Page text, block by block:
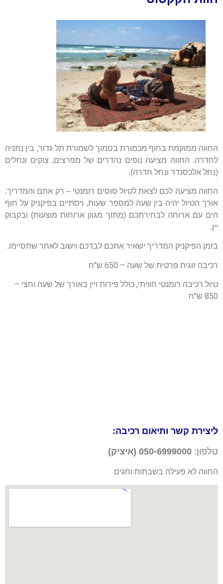
החווה ממוקמת בחוף מכמורת בסמוך לשמורת תל גדור, בין נתניה
לחדרה. החווה מציעה נופים נהדרים של מפרצים, צוקים ונחלים
(נחל אלכסנדר ונחל חדרה).
החווה מציעה לכם לצאת לטיול סוסים רומנטי – רק אתם והמדריך.
אורך הטיול יהיה בין שעה למספר שעות, ויסתיים בפיקניק על חוף
הים עם ארוחה לבחירתכם (מתוך מגוון ארוחות מוצעות) ובקבוק
יין.
בזמן הפיקניק המדריך ישאיר אתכם לבדכם וישוב לאחר שתסיימו.
רכיבה זוגית פרטית של שעה – 650 ש"ח
טיול רכיבה רומנטי חוויתי, כולל פירות ויין באורך של שעה וחצי –
850 ש"ח
ליצירת קשר ותיאום רכיבה:
טלפון:
החווה לא פעילה בשבתות וחגים